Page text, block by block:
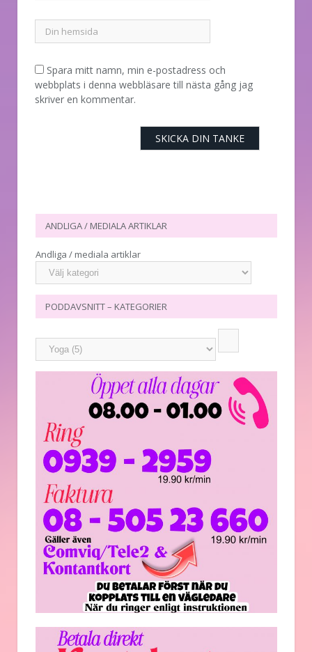
Spara mitt namn, min e-postadress och
webbplats i denna webbläsare till nästa gång jag
skriver en kommentar.
ANDLIGA / MEDIALA ARTIKLAR
Andliga / mediala artiklar
PODDAVSNITT – KATEGORIER